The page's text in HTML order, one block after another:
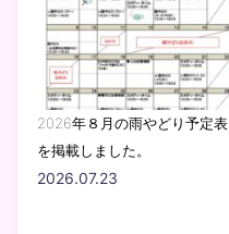
2026年８月の雨やどり予定表
を掲載しました。
2026.07.23